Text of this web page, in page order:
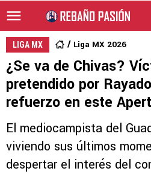
LIGA MX Liga MX 2026
¿Se va de Chivas?
pretendido por
refuerzo en este
El mediocampista del
viviendo sus últimos
despertar el interés del